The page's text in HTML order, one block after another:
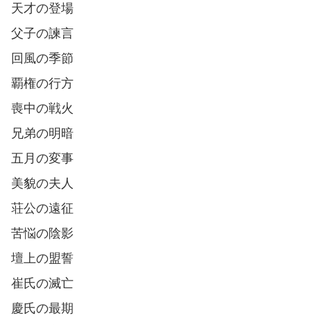
天才の登場
父子の諫言
回風の季節
覇権の行方
喪中の戦火
兄弟の明暗
五月の変事
美貌の夫人
荘公の遠征
苦悩の陰影
壇上の盟誓
崔氏の滅亡
慶氏の最期